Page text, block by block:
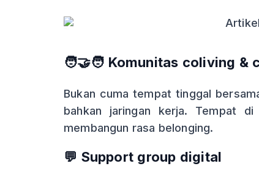
🧑‍🤝‍🧑 Komunitas coliving &
Bukan cuma tempat tinggal
bahkan jaringan kerja. Tempat
membangun rasa belonging.
💬 Support group digital